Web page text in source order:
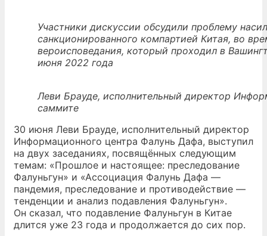
Участники дискуссии обсудили проблему
санкционированного компартией Китая, во
вероисповедания, который проходил в
июня 2022 года
Леви Брауде, исполнительный директор
саммите
30 июня Леви Брауде, исполнительный директор
Информационного центра Фалунь Дафа, выступил
на двух заседаниях, посвящённых следующим
темам: «Прошлое и настоящее: преследование
Фалуньгун» и «Ассоциация Фалунь Дафа —
пандемия, преследование и противодействие —
тенденции и анализ подавления Фалуньгун».
Он сказал, что подавление Фалуньгун в Китае
длится уже 23 года и продолжается до сих пор.